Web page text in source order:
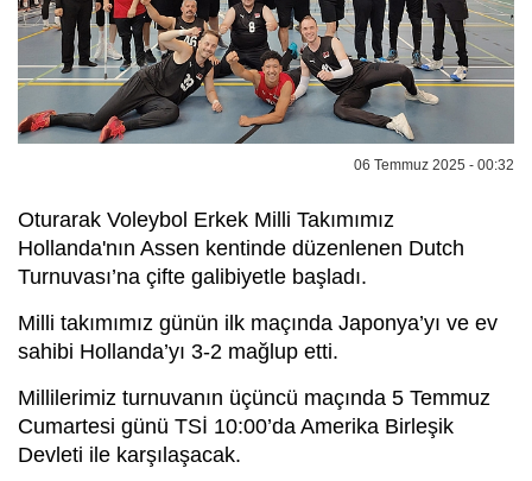
06 Temmuz 2025 - 00:32
Oturarak Voleybol Erkek Milli Takımımız
Hollanda'nın Assen kentinde düzenlenen Dutch
Turnuvası’na çifte galibiyetle başladı.
Milli takımımız günün ilk maçında Japonya’yı ve ev
sahibi Hollanda’yı 3-2 mağlup etti.
Millilerimiz turnuvanın üçüncü maçında 5 Temmuz
Cumartesi günü TSİ 10:00’da Amerika Birleşik
Devleti ile karşılaşacak.